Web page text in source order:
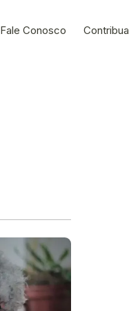
Fale Conosco Contribua